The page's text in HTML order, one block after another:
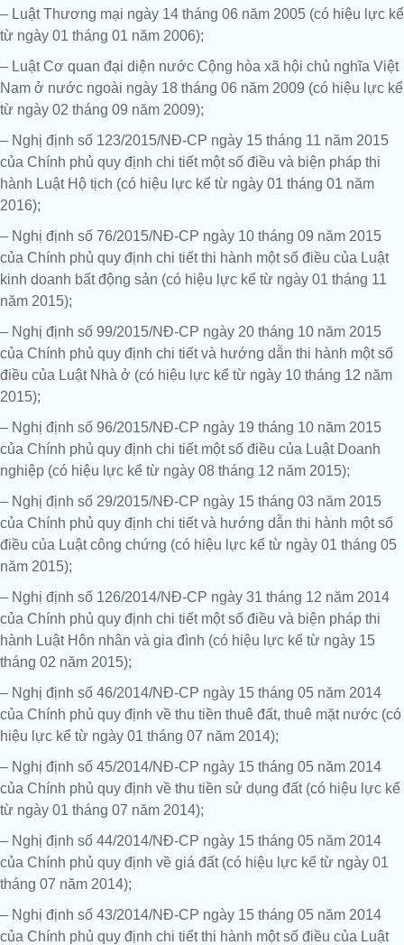
– Luật Thương mại ngày 14 tháng 06 năm 2005 (có hiệu lực kể
từ ngày 01 tháng 01 năm 2006);
– Luật Cơ quan đại diện nước Cộng hòa xã hội chủ nghĩa Việt
Nam ở nước ngoài ngày 18 tháng 06 năm 2009 (có hiệu lực kể
từ ngày 02 tháng 09 năm 2009);
– Nghị định số 123/2015/NĐ-CP ngày 15 tháng 11 năm 2015
của Chính phủ quy định chi tiết một số điều và biện pháp thi
hành Luật Hộ tịch (có hiệu lực kể từ ngày 01 tháng 01 năm
2016);
– Nghị định số 76/2015/NĐ-CP ngày 10 tháng 09 năm 2015
của Chính phủ quy định chi tiết thi hành một số điều của Luật
kinh doanh bất động sản (có hiệu lực kể từ ngày 01 tháng 11
năm 2015);
– Nghị định số 99/2015/NĐ-CP ngày 20 tháng 10 năm 2015
của Chính phủ quy định chi tiết và hướng dẫn thi hành một số
điều của Luật Nhà ở (có hiệu lực kể từ ngày 10 tháng 12 năm
2015);
– Nghị định số 96/2015/NĐ-CP ngày 19 tháng 10 năm 2015
của Chính phủ quy định chi tiết một số điều của Luật Doanh
nghiệp (có hiệu lực kể từ ngày 08 tháng 12 năm 2015);
– Nghị định số 29/2015/NĐ-CP ngày 15 tháng 03 năm 2015
của Chính phủ quy định chi tiết và hướng dẫn thi hành một số
điều của Luật công chứng (có hiệu lực kể từ ngày 01 tháng 05
năm 2015);
– Nghị định số 126/2014/NĐ-CP ngày 31 tháng 12 năm 2014
của Chính phủ quy định chi tiết một số điều và biện pháp thi
hành Luật Hôn nhân và gia đình (có hiệu lực kể từ ngày 15
tháng 02 năm 2015);
– Nghị định số 46/2014/NĐ-CP ngày 15 tháng 05 năm 2014
của Chính phủ quy định về thu tiền thuê đất, thuê mặt nước (có
hiệu lực kể từ ngày 01 tháng 07 năm 2014);
– Nghị định số 45/2014/NĐ-CP ngày 15 tháng 05 năm 2014
của Chính phủ quy định về thu tiền sử dụng đất (có hiệu lực kể
từ ngày 01 tháng 07 năm 2014);
– Nghị định số 44/2014/NĐ-CP ngày 15 tháng 05 năm 2014
của Chính phủ quy định về giá đất (có hiệu lực kể từ ngày 01
tháng 07 năm 2014);
– Nghị định số 43/2014/NĐ-CP ngày 15 tháng 05 năm 2014
của Chính phủ quy định chi tiết thi hành một số điều của Luật